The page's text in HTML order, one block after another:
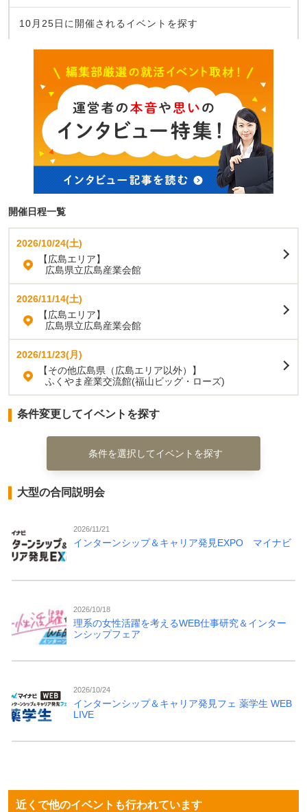
10月25日に開催されるイベントを探す
開催日程一覧
2026/10/24(土)
【広島エリア】
広島県立広島産業会館
2026/11/14(土)
【広島エリア】
広島県立広島産業会館
2026/11/23(月)
【その他広島県（広島エリア以外）】
ふくやま産業交流館(福山ビッグ・ローズ)
条件変更してイベントを探す
条件を選択してイベントを探す
大型の合同説明会
2026/11/21
インターンシップ＆キャリア発見EXPO マイナビ
2026/10/18
理系の女性活躍を考えるWEB仕事研究＆インター
ンシップフェア
2026/10/24
インターンシップ＆キャリア発見フェ 薬学生 WEB
LIVE
近くで他のイベントも行われています